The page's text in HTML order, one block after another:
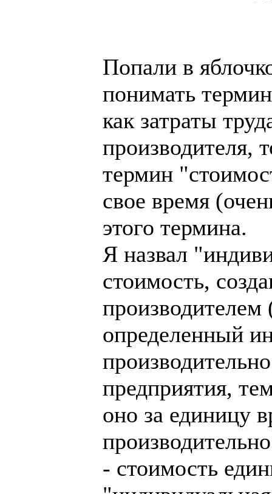
Попали в
понимать
как затраты
производителя,
термин
свое время
этого термина.
Я назвал
стоимость,
производителем
определенный
предприятия,
оно за единицу
- стоимость